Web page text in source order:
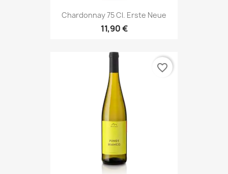
Chardonnay 75 Cl. Erste Neue
11,90 €
favorite_border